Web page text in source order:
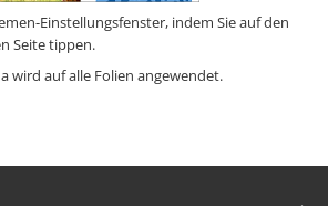
Einstellungsfenster, indem Sie auf den
Seite tippen.
wird auf alle Folien angewendet.